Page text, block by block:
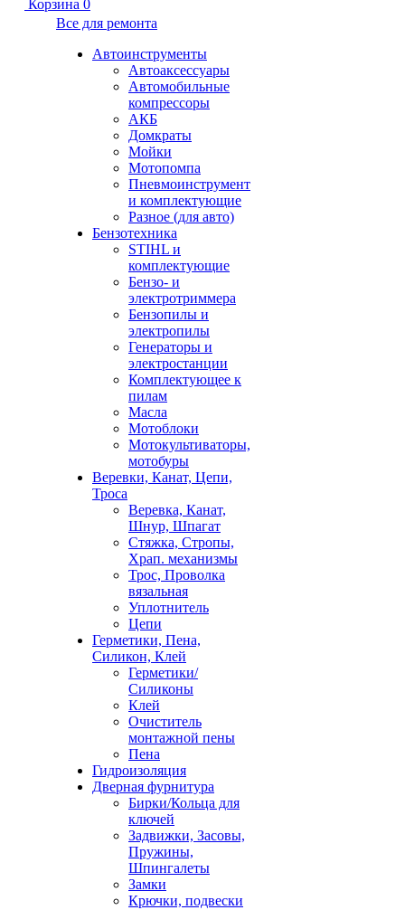
Корзина 0
Все для ремонта
Автоинструменты
Автоаксессуары
Автомобильные
компрессоры
АКБ
Домкраты
Мойки
Мотопомпа
Пневмоинструмент
и комплектующие
Разное (для авто)
Бензотехника
STIHL и
комплектующие
Бензо- и
электротриммера
Бензопилы и
электропилы
Генераторы и
электростанции
Комплектующее к
пилам
Масла
Мотоблоки
Мотокультиваторы,
мотобуры
Веревки, Канат, Цепи,
Троса
Веревка, Канат,
Шнур, Шпагат
Стяжка, Стропы,
Храп. механизмы
Трос, Проволка
вязальная
Уплотнитель
Цепи
Герметики, Пена,
Силикон, Клей
Герметики/
Силиконы
Клей
Очиститель
монтажной пены
Пена
Гидроизоляция
Дверная фурнитура
Бирки/Кольца для
ключей
Задвижки, Засовы,
Пружины,
Шпингалеты
Замки
Крючки, подвески